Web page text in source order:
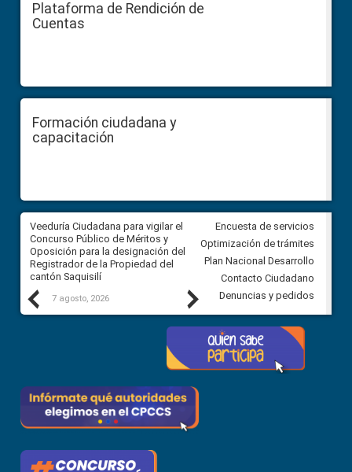
Plataforma de Rendición de
Cuentas
Formación ciudadana y
capacitación
Previous
Veeduría Ciudadana para vigilar el
Concurso Público de Méritos y
Oposición para la designación del
Registrador de la Propiedad del
cantón Saquisilí
7 agosto, 2026
Veeduría Ciudadana para
construcción del asfaltado de
Ballenita del cantón Santa
7 agosto, 2026
Next
Encuesta de servicios
Optimización de trámites
Plan Nacional Desarrollo
Contacto Ciudadano
Denuncias y pedidos